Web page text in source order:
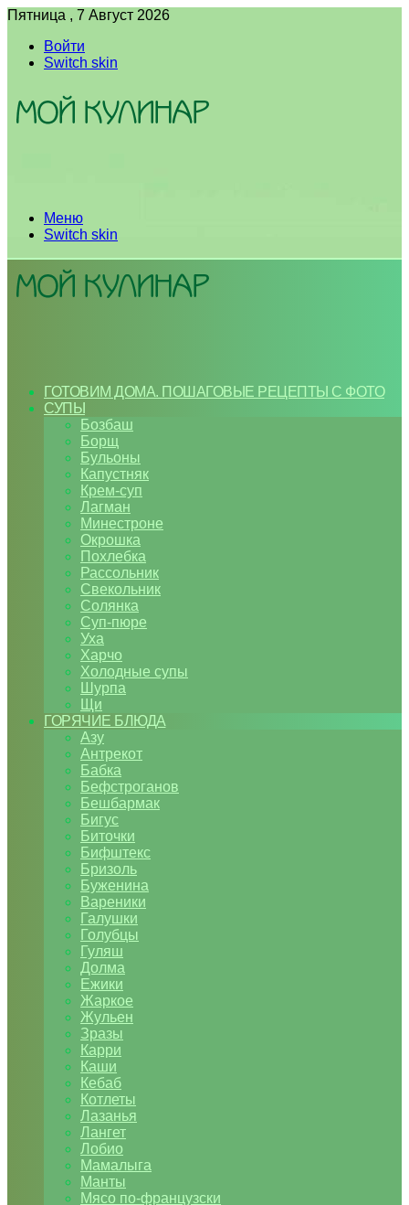
Пятница , 7 Август 2026
Войти
Switch skin
Меню
Switch skin
ГОТОВИМ ДОМА. ПОШАГОВЫЕ РЕЦЕПТЫ С ФОТО
СУПЫ
Бозбаш
Борщ
Бульоны
Капустняк
Крем-суп
Лагман
Минестроне
Окрошка
Похлебка
Рассольник
Свекольник
Солянка
Суп-пюре
Уха
Харчо
Холодные супы
Шурпа
Щи
ГОРЯЧИЕ БЛЮДА
Азу
Антрекот
Бабка
Бефстроганов
Бешбармак
Бигус
Биточки
Бифштекс
Бризоль
Буженина
Вареники
Галушки
Голубцы
Гуляш
Долма
Ежики
Жаркое
Жульен
Зразы
Карри
Каши
Кебаб
Котлеты
Лазанья
Лангет
Лобио
Мамалыга
Манты
Мясо по-французски